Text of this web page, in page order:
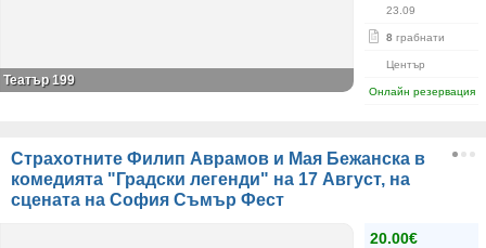
23.09
8 грабнати
Център
Онлайн резервация
Театър 199
Страхотните Филип Аврамов и Мая Бежанска в
комедията "Градски легенди" на 17 Август, на
сцената на София Съмър Фест
20.00€